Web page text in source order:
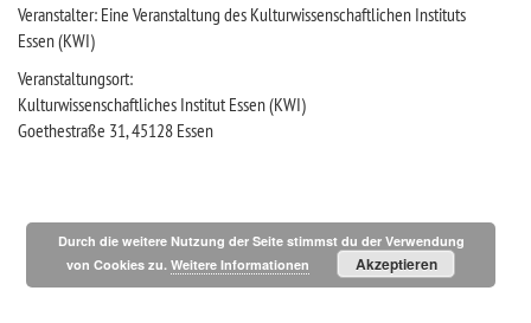
Veranstalter: Eine Veranstaltung des Kulturwissenschaftlichen Instituts
Essen (KWI)
Veranstaltungsort:
Kulturwissenschaftliches Institut Essen (KWI)
Goethestraße 31, 45128 Essen
Durch die weitere Nutzung der Seite stimmst du der Verwendung
von Cookies zu.Weitere Informationen Akzeptieren